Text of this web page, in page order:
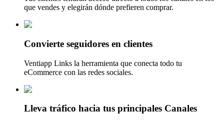
que vendes y elegirán dónde prefieren comprar.
Convierte seguidores en clientes
Ventiapp Links la herramienta que conecta todo tu
eCommerce con las redes sociales.
Lleva tráfico hacia tus principales Canales